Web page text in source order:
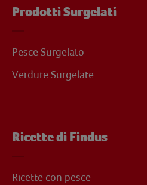
Prodotti Surgelati
Pesce Surgelato
Verdure Surgelate
Ricette di Findus
Ricette con pesce